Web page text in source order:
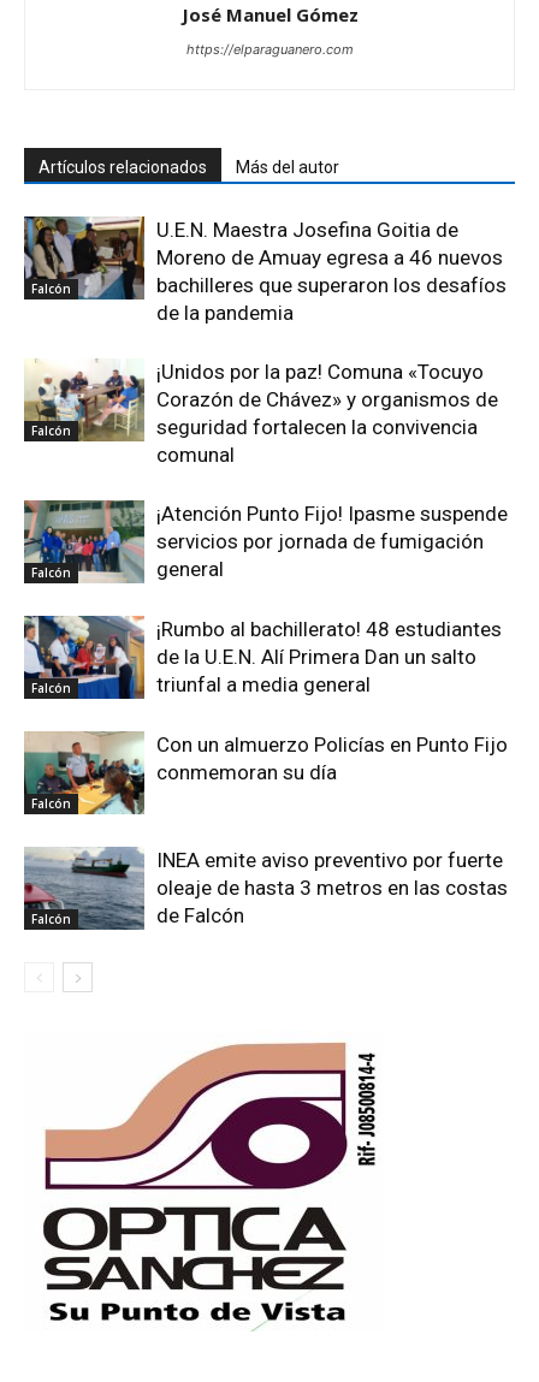
José Manuel Gómez
https://elparaguanero.com
Artículos relacionados Más del autor
Falcón
U.E.N. Maestra Josefina Goitia de
Moreno de Amuay egresa a 46 nuevos
bachilleres que superaron los desafíos
de la pandemia
Falcón
¡Unidos por la paz! Comuna «Tocuyo
Corazón de Chávez» y organismos de
seguridad fortalecen la convivencia
comunal
Falcón
¡Atención Punto Fijo! Ipasme suspende
servicios por jornada de fumigación
general
Falcón
¡Rumbo al bachillerato! 48 estudiantes
de la U.E.N. Alí Primera Dan un salto
triunfal a media general
Falcón
Con un almuerzo Policías en Punto Fijo
conmemoran su día
Falcón
INEA emite aviso preventivo por fuerte
oleaje de hasta 3 metros en las costas
de Falcón